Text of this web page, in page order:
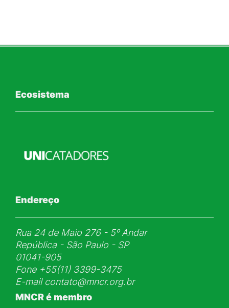
Ecosistema
Endereço
Rua 24 de Maio 276 - 5ᵒ Andar
República - São Paulo - SP
01041-905
Fone+55(11) 3399-3475
E-mail contato@mncr.org.br
MNCR é membro